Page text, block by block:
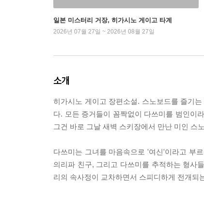
일본 미스터리 거장, 히가시노 게이고 타계
2026년 07월 27일 ~ 2026년 08월 27일
소개
히가시노 게이고 장편소설. 스노보드를 즐기
다. 모든 증거들이 꼼짝없이 다쓰미를 범인이
그건 바로 그날 새벽 스키장에서 만난 미인 스
다쓰미는 그녀를 마음속으로 '여신'이라고 부
의리파 친구, 그리고 다쓰미를 추적하는 형사
리의 속사정이 교차하면서 스피디하게 전개되